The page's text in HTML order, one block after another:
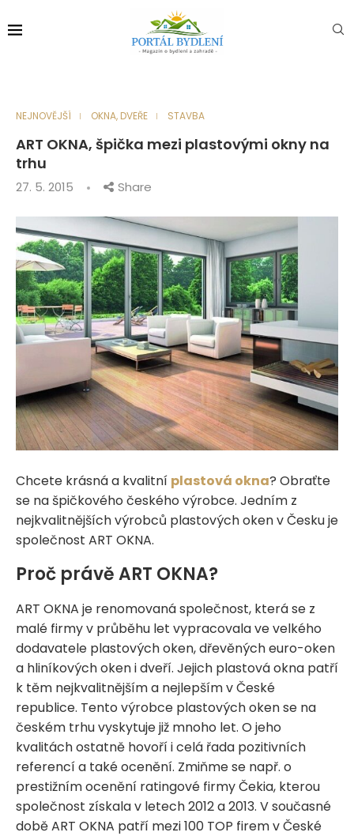
NEJNOVĚJŠÍ OKNA, DVEŘE STAVBA
ART OKNA, špička mezi plastovými okny na
trhu
27. 5. 2015 Share
Chcete krásná a kvalitní plastová okna? Obraťte
se na špičkového českého výrobce. Jedním z
nejkvalitnějších výrobců plastových oken v Česku je
společnost ART OKNA.
Proč právě ART OKNA?
ART OKNA je renomovaná společnost, která se z
malé firmy v průběhu let vypracovala ve velkého
dodavatele plastových oken, dřevěných euro-oken
a hliníkových oken i dveří. Jejich plastová okna patří
k těm nejkvalitnějším a nejlepším v České
republice. Tento výrobce plastových oken se na
českém trhu vyskytuje již mnoho let. O jeho
kvalitách ostatně hovoří i celá řada pozitivních
referencí a také ocenění. Zmiňme se např. o
prestižním ocenění ratingové firmy Čekia, kterou
společnost získala v letech 2012 a 2013. V současné
době ART OKNA patří mezi 100 TOP firem v České